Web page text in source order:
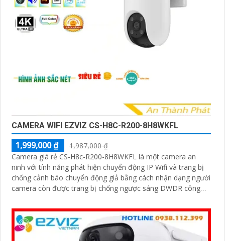
CAMERA WIFI EZVIZ CS-H8C-R200-8H8WKFL
1,999,000 ₫
1,987,000 ₫
Camera giá rẻ CS-H8c-R200-8H8WKFL là một camera an
ninh với tính năng phát hiện chuyển động IP Wifi và trang bị
chống cảnh báo chuyển động giả bằng cách nhận dạng người
camera còn được trang bị chống ngược sáng DWDR công
nhỏ gọn xoay 360 độ và có khe cắm thẻ nhớ Micro SD
512GB với khả năng thu âm và phát âm thanh to rõ